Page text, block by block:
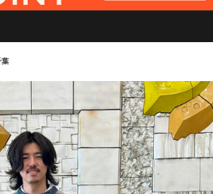
葉